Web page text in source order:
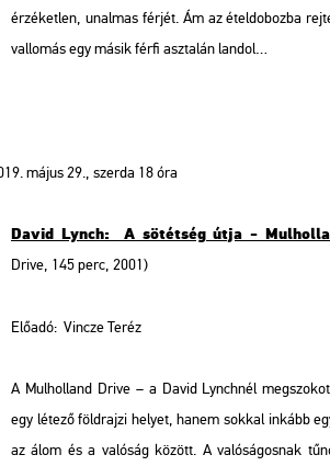
érzéketlen, unalmas férjét. Ám az ételdobozba
vallomás egy másik férfi asztalán landol…
május 29., szerda 18 óra
David Lynch: A sötétség útja -
Drive, 145 perc, 2001)
Előadó: Vincze Teréz
A Mulholland Drive– a David Lynchnél
egy létező földrajzi helyet, hanem sokkal inkább
az álom és a valóság között. A valóságosnak